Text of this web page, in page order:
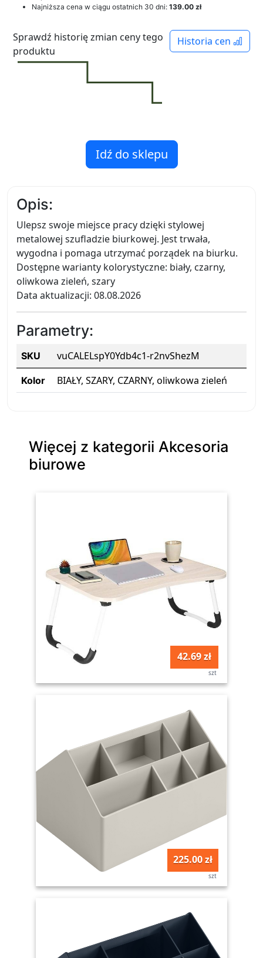
Najniższa cena w ciągu ostatnich 30 dni: 139.00 zł
Historia cen
Sprawdź historię zmian ceny tego
produktu
Idź do sklepu
Opis:
Ulepsz swoje miejsce pracy dzięki stylowej
metalowej szufladzie biurkowej. Jest trwała,
wygodna i pomaga utrzymać porządek na biurku.
Dostępne warianty kolorystyczne: biały, czarny,
oliwkowa zieleń, szary
Data aktualizacji: 08.08.2026
Parametry:
SKU vuCALELspY0Ydb4c1-r2nvShezM
Kolor BIAŁY, SZARY, CZARNY, oliwkowa zieleń
Więcej z kategorii Akcesoria
biurowe
42.69 zł
szt
225.00 zł
szt